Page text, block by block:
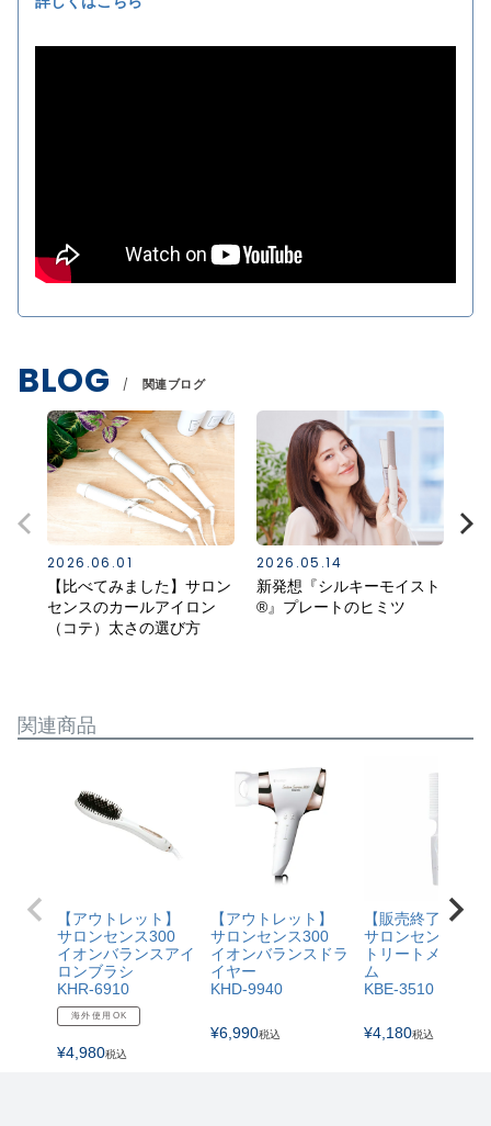
BLOG 関連ブログ
2026.06.01
【比べてみました】サロン
センスのカールアイロン
（コテ）太さの選び方
2026.05.14
新発想『シルキーモイスト
®』プレートのヒミツ
関連商品
【アウトレット】
サロンセンス300
イオンバランスアイ
ロンブラシ
KHR-6910
海外使用OK
¥4,980税込
【アウトレット】
サロンセンス300
イオンバランスドラ
イヤー
KHD-9940
¥6,990税込
【販売終了】
サロンセンス300
トリートメントコ
ム
KBE-3510
¥4,180税込